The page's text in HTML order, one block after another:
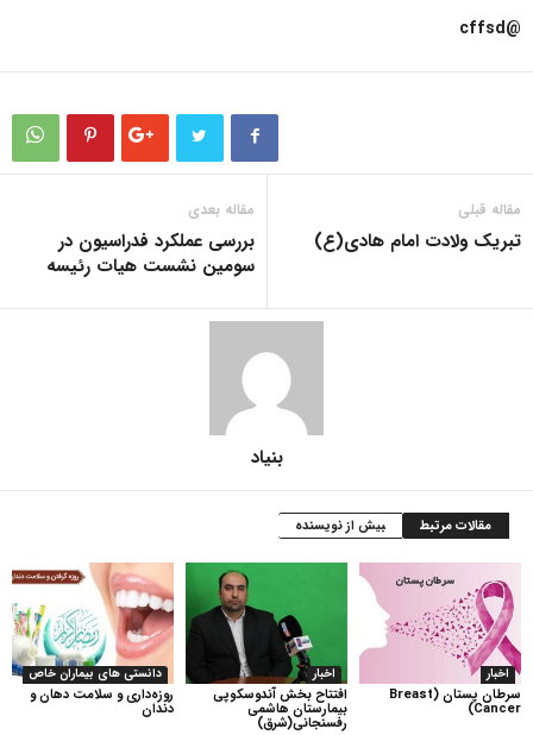
@cffsd
مقاله قبلی
تبریک ولادت امام هادی(ع)
مقاله بعدی
بررسی عملکرد فدراسیون در
سومین نشست هیات رئیسه
بنیاد
مقالات مرتبط بیش از نویسنده
دانستی های بیماران خاص
روزه‌داری و سلامت دهان و
دندان
اخبار
افتتاح بخش آندوسکوپی
بیمارستان هاشمی
رفسنجانی(شرق)
اخبار
سرطان پستان (Breast
Cancer)